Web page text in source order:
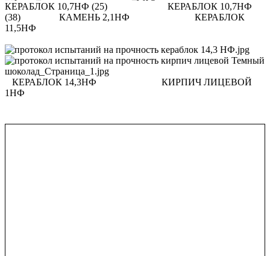
КЕРАБЛОК 10,7НФ (25) КЕРАБЛОК 10,7НФ
(38) КАМЕНЬ 2,1НФ КЕРАБЛОК
11,5НФ
КЕРАБЛОК 14,3НФ КИРПИЧ ЛИЦЕВОЙ
1НФ